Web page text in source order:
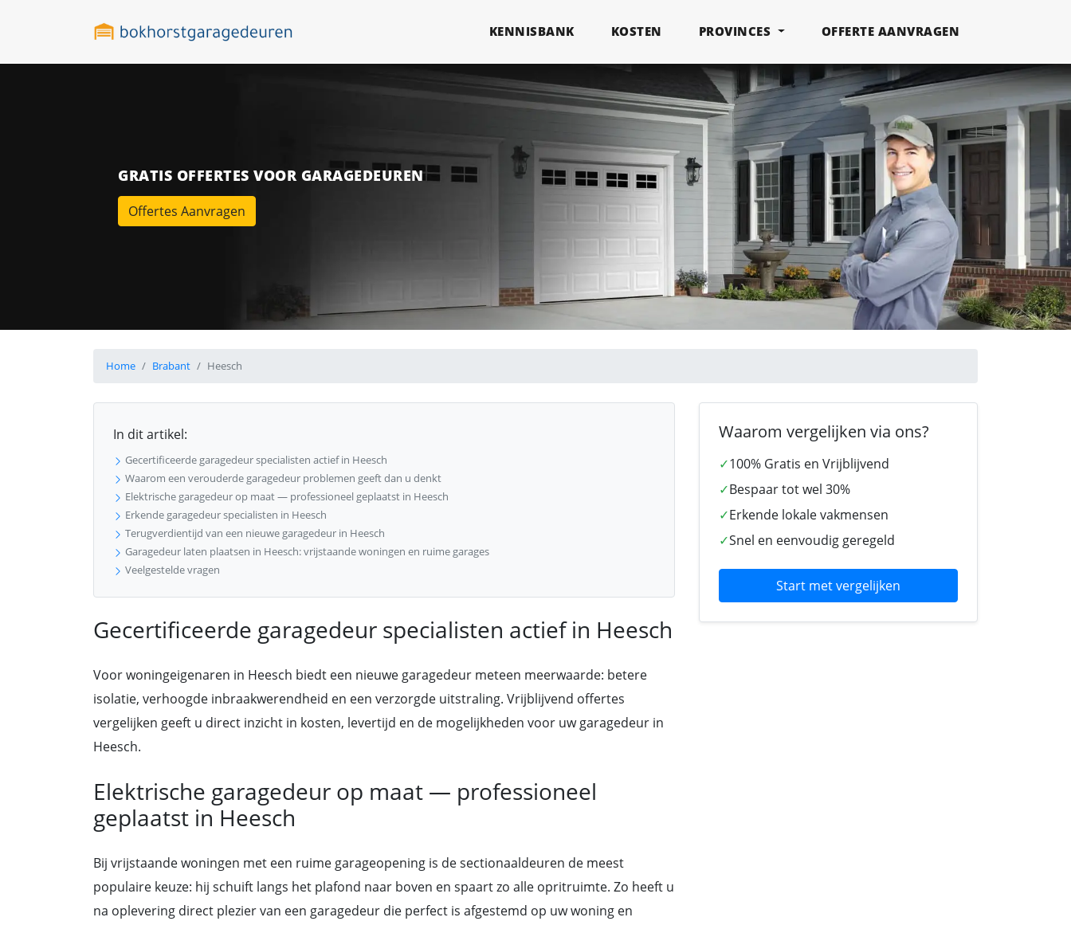
KENNISBANK KOSTEN PROVINCES OFFERTE AANVRAGEN
GRATIS OFFERTES VOOR GARAGEDEUREN
Offertes Aanvragen
Home Brabant Heesch
In dit artikel:
Gecertificeerde garagedeur specialisten actief in Heesch
Waarom een verouderde garagedeur problemen geeft dan u denkt
Elektrische garagedeur op maat — professioneel geplaatst in Heesch
Erkende garagedeur specialisten in Heesch
Terugverdientijd van een nieuwe garagedeur in Heesch
Garagedeur laten plaatsen in Heesch: vrijstaande woningen en ruime garages
Veelgestelde vragen
Gecertificeerde garagedeur specialisten actief in Heesch
Voor woningeigenaren in Heesch biedt een nieuwe garagedeur meteen meerwaarde: betere
isolatie, verhoogde inbraakwerendheid en een verzorgde uitstraling. Vrijblijvend offertes
vergelijken geeft u direct inzicht in kosten, levertijd en de mogelijkheden voor uw garagedeur in
Heesch.
Elektrische garagedeur op maat — professioneel
geplaatst in Heesch
Bij vrijstaande woningen met een ruime garageopening is de sectionaaldeuren de meest
populaire keuze: hij schuift langs het plafond naar boven en spaart zo alle opritruimte. Zo heeft u
na oplevering direct plezier van een garagedeur die perfect is afgestemd op uw woning en
Waarom vergelijken via ons?
✓100% Gratis en Vrijblijvend
✓Bespaar tot wel 30%
✓Erkende lokale vakmensen
✓Snel en eenvoudig geregeld
Start met vergelijken